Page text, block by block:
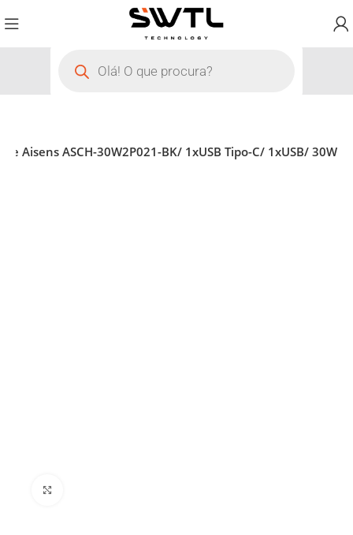
Aisens ASCH-30W2P021-BK/ 1xUSB Tipo-C/ 1xUSB/ 30W